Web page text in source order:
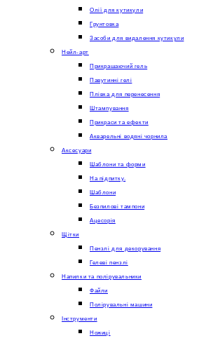
Олії для кутикули
Грунтовка
Засоби для видалення кутикули
Нейл-арт
Прикрашаючий гель
Павутинні гелі
Плівка для перенесення
Штампування
Прикраси та ефекти
Акварельні водяні чорнила
Аксесуари
Шаблони та форми
На підпитку.
Шаблони
Безпилові тампони
Ацесорія
Щітки
Пензлі для декорування
Гелеві пензлі
Напилки та полірувальники
Файли
Полірувальні машини
Інструменти
Ножиці